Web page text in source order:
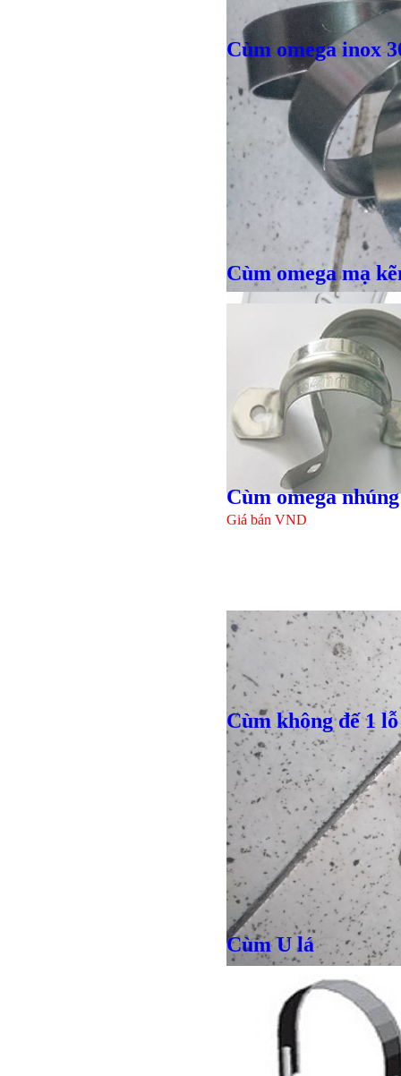
Bulong
Giá bán VND
Giá bán VND
Giá bánVND
Cùm omega inox
VND
Cùm omega mạ
Giá bán VND
Cùm omega
Cùm không đế 1 lỗ
Cùm U lá